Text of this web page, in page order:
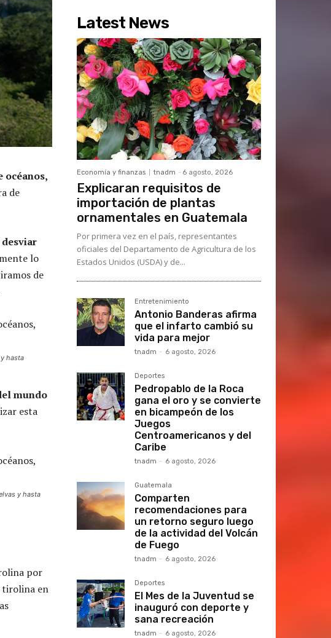
océanos,
de
desviar
lo
de
hasta
mundo
esta
y hasta
por
tirolina en
Latest News
Economía y finanzas tnadm - 6 agosto, 2026
Explicaran requisitos de
importación de plantas
ornamentales en Guatemala
Por primera vez en el país, representantes
oficiales del Departamento de Agricultura de los
Estados Unidos (USDA) y de...
Entretenimiento
Antonio Banderas afirma
que el infarto cambió su
vida para mejor
tnadm - 6 agosto, 2026
Deportes
Pedropablo de la Roca
gana el oro y se convierte
en bicampeón de los
Juegos
Centroamericanos y del
Caribe
tnadm - 6 agosto, 2026
Guatemala
Comparten
recomendaciones para
un retorno seguro luego
de la actividad del Volcán
de Fuego
tnadm - 6 agosto, 2026
Deportes
El Mes de la Juventud se
inauguró con deporte y
sana recreación
tnadm - 6 agosto, 2026